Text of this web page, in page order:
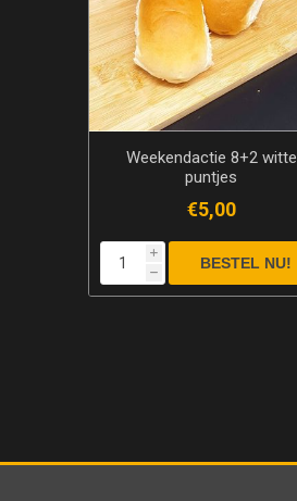
Weekendactie 8+2 witte
puntjes
€5,00
i
h